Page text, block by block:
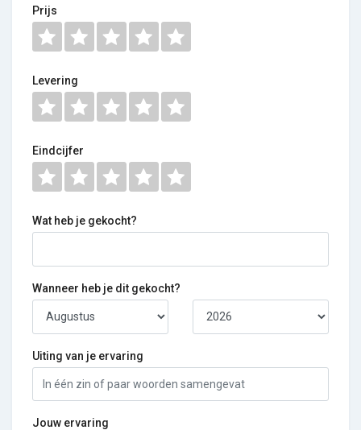
Prijs
Levering
Eindcijfer
Wat heb je gekocht?
Wanneer heb je dit gekocht?
Uiting van je ervaring
Jouw ervaring